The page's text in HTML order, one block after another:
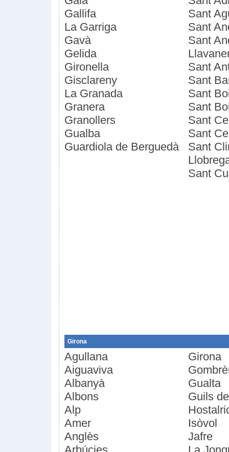
Gallifa
La Garriga
Gavà
Gelida
Gironella
Gisclareny
La Granada
Granera
Granollers
Gualba
Guardiola de Berguedà
Sant
Sant
Sant
Sant
Sant
Sant
Sant
Sant
Sant
Sant
Sant
Girona
Agullana
Aiguaviva
Albanyà
Albons
Alp
Amer
Anglès
Girona
Gualta
Guils
Isòvol
Jafre